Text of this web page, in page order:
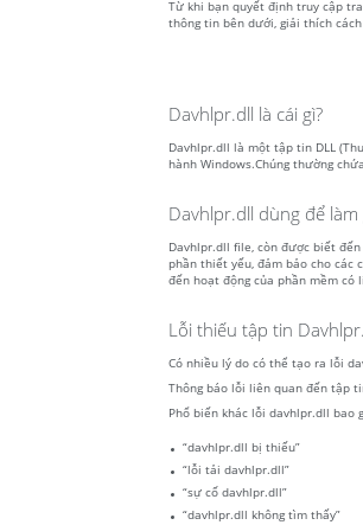
Từ khi bạn quyết định truy cập
thông tin bên dưới, giải thích
Davhlpr.dll là cái gì?
Davhlpr.dll là một tập tin DLL
hành Windows.Chúng thường
Davhlpr.dll dùng để làm
Davhlpr.dll file, còn được biết
phần thiết yếu, đảm bảo cho các
đến hoạt động của phần mềm có
Lỗi thiếu tập tin
Có nhiều lý do có thể tạo ra lỗi
Thông báo lỗi liên quan đến tập
Phổ biến khác lỗi davhlpr.dll bao
“davhlpr.dll bị thiếu”
“lỗi tải davhlpr.dll”
“sự cố davhlpr.dll”
“davhlpr.dll không tìm thấy”